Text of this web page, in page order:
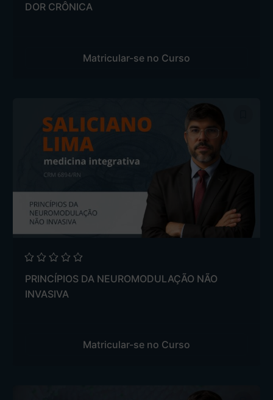
DOR CRÔNICA
Matricular-se no Curso
PRINCÍPIOS DA NEUROMODULAÇÃO NÃO
INVASIVA
Matricular-se no Curso